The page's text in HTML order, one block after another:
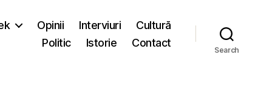
Opinii Interviuri
Cultură
Politic
Istorie Contact
Search